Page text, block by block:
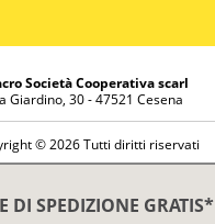
DI SPEDIZIONE GRATIS*
Società Cooperativa scarl
Giardino, 30 - 47521 Cesena
© 2026 Tutti diritti riservati
Diritto di reso